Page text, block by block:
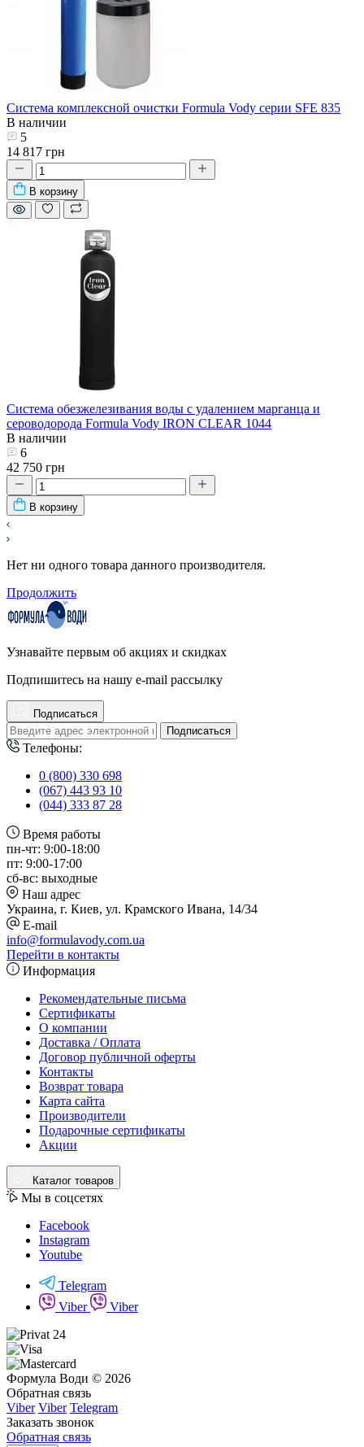
Система комплексной очистки Formula Vody серии SFE 835
В наличии
5
14 817 грн
В корзину
Система обезжелезивания воды с удалением марганца и
сероводорода Formula Vody IRON CLEAR 1044
В наличии
6
42 750 грн
В корзину
Нет ни одного товара данного производителя.
Продолжить
Узнавайте первым об акциях и скидках
Подпишитесь на нашу e-mail рассылку
Подписаться
Подписаться
Телефоны:
0 (800) 330 698
(067) 443 93 10
(044) 333 87 28
Время работы
пн-чт: 9:00-18:00
пт: 9:00-17:00
сб-вс: выходные
Наш адрес
Украина, г. Киев, ул. Крамского Ивана, 14/34
E-mail
info@formulavody.com.ua
Перейти в контакты
Информация
Рекомендательные письма
Сертификаты
О компании
Доставка / Оплата
Договор публичной оферты
Контакты
Возврат товара
Карта сайта
Производители
Подарочные сертификаты
Акции
Каталог товаров
Мы в соцсетях
Facebook
Instagram
Youtube
Telegram
Viber
Viber
Формула Води © 2026
Обратная связь
Viber Viber Telegram
Заказать звонок
Обратная связь